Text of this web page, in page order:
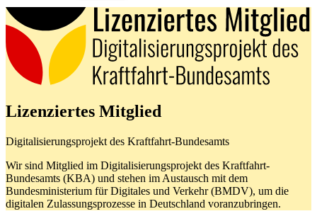
Lizenziertes Mitglied
Digitalisierungsprojekt des Kraftfahrt-Bundesamts
Wir sind Mitglied im Digitalisierungsprojekt des Kraftfahrt-
Bundesamts (KBA) und stehen im Austausch mit dem
Bundesministerium für Digitales und Verkehr (BMDV), um die
digitalen Zulassungsprozesse in Deutschland voranzubringen.